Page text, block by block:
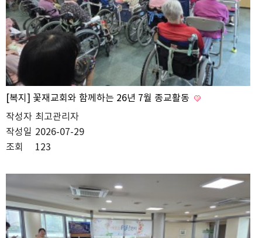
[복지] 꽃재교회와 함께하는 26년 7월 종교활동
작성자 최고관리자
작성일 2026-07-29
조회
123